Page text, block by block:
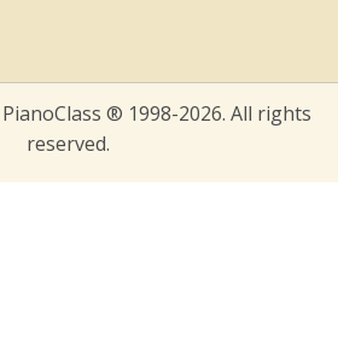
® 1998-2026. All rights
reserved.